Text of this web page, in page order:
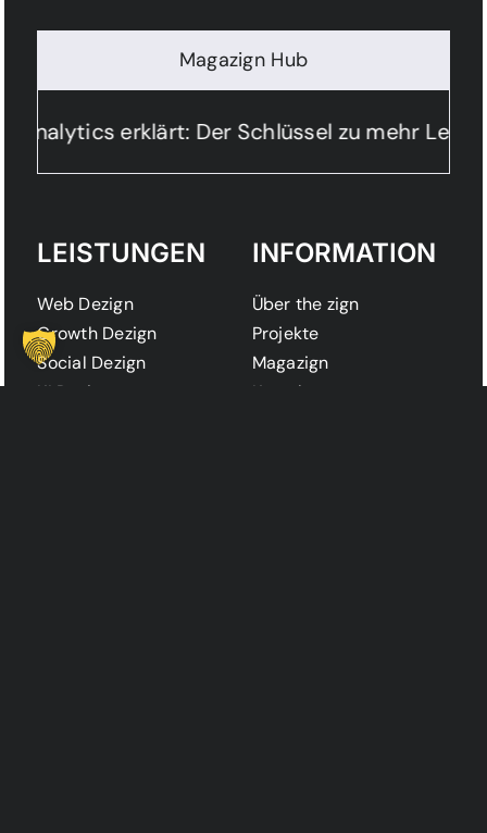
Magazign Hub
erklärt: Der Schlüssel zu mehr Leads
LEISTUNGEN
Web Dezign
Growth Dezign
Social Dezign
KI Dezign
INFORMATION
Über the zign
Projekte
Magazign
Kontakt